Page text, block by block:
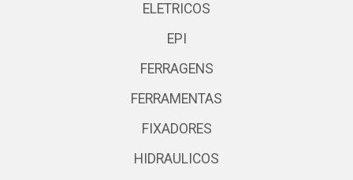
ELETRICOS
EPI
FERRAGENS
FERRAMENTAS
FIXADORES
HIDRAULICOS